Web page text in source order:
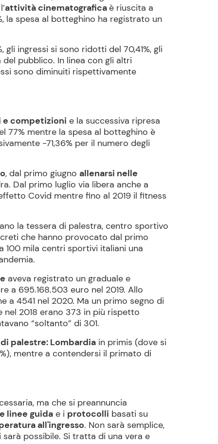
attività cinematograficaè riuscita a
la spesa al botteghino ha registrato un
ingressi si sono ridotti del 70,41%, gli
pubblico. In linea con gli altri
sono diminuiti rispettivamente
e competizioni e la successiva ripresa
77% mentre la spesa al botteghino è
-71,36% per il numero degli
, dal primo giugno allenarsi nelle
Dal primo luglio via libera anche a
Covid mentre fino al 2019 il fitness
la tessera di palestra, centro sportivo
che hanno provocato dal primo
100 mila centri sportivi italiani una
aveva registrato un graduale e
a 695.168.503 euro nel 2019. Allo
a 4541 nel 2020. Ma un primo segno di
nel 2018 erano 373 in più rispetto
“soltanto” di 301.
palestre: Lombardia in primis (dove si
mentre a contendersi il primato di
ma che si preannuncia
linee guida e i protocolli basati su
all'ingresso. Non sarà semplice,
possibile. Si tratta di una vera e